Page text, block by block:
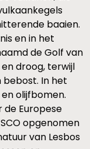
baaien.
en in het
de Golf van
droog, terwijl
bebost. In het
olijfbomen.
de Europese
opgenomen
van Lesbos